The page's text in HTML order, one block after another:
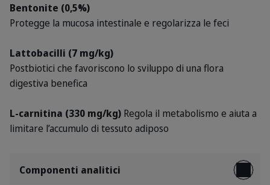
Bentonite (0,5%)
Protegge la mucosa intestinale e regolarizza le feci
Lattobacilli (7 mg/kg)
Postbiotici che favoriscono lo sviluppo di una flora
digestiva benefica
L-carnitina (330 mg/kg) Regola il metabolismo e aiuta a
limitare l’accumulo di tessuto adiposo
Componenti analitici